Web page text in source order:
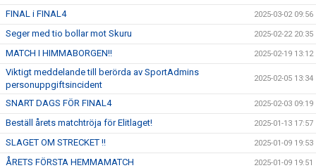
FINAL i FINAL4 2025-03-02 09:56
Seger med tio bollar mot Skuru 2025-02-22 20:35
MATCH I HIMMABORGEN!! 2025-02-19 13:12
Viktigt meddelande till berörda av SportAdmins
personuppgiftsincident
2025-02-05 13:34
SNART DAGS FÖR FINAL4 2025-02-03 09:19
Beställ årets matchtröja för Elitlaget! 2025-01-13 17:57
SLAGET OM STRECKET !! 2025-01-09 19:53
ÅRETS FÖRSTA HEMMAMATCH 2025-01-09 19:51